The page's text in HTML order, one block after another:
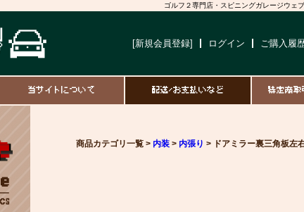
ゴルフ２専門店・スピニングガレージウェブ
[新規会員登録] ログイン ご購入履
当サイトについて 配送/お支払いなど 特定商取
商品カテゴリ一覧 > 内装 > 内張り > ドアミラー裏三角板左